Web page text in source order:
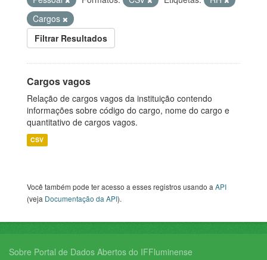
Cargos
Filtrar Resultados
Cargos vagos
Relação de cargos vagos da instituição contendo
informações sobre código do cargo, nome do cargo e
quantitativo de cargos vagos.
CSV
Você também pode ter acesso a esses registros usando aAPI
(veja Documentação da API).
Sobre Portal de Dados Abertos do IFFluminense